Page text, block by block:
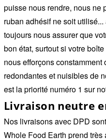
puisse nous rendre, nous ne
ruban adhésif ne soit
toujours nous assurer que
bon état, surtout si votre
nous efforçons
redondantes et nuisibles de
est la priorité numéro 1 sur
Livraison neutre
Nos livraisons avec DPD sont
Whole Food Earth prend